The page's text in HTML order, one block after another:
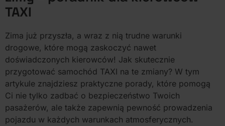
TAXI
Zima już przyszła, a wraz z nią trudne warunki
drogowe, które mogą zaskoczyć nawet
doświadczonych kierowców! Jak skutecznie
przygotować samochód TAXI na te zmiany? W tym
artykule znajdziesz praktyczne porady, które pomogą
Ci nie tylko zadbać o bezpieczeństwo Twoich
pasażerów, ale także zapewnią pewność prowadzenia
pojazdu w każdych warunkach atmosferycznych.